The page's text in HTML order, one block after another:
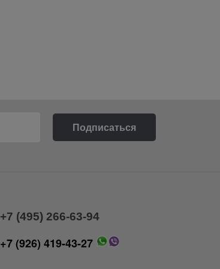
+7 (495) 266-63-94
+7 (926) 419-43-27